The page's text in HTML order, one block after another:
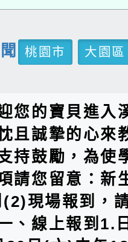
桃園市
大園區
您的寶貝進入
且誠摯的心來
持鼓勵，為使
請您留意：新
現場報到，
、線上報到1.